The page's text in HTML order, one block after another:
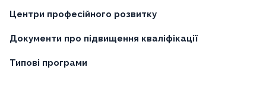
Центри професійного розвитку
Документи про підвищення кваліфікації
Типові програми